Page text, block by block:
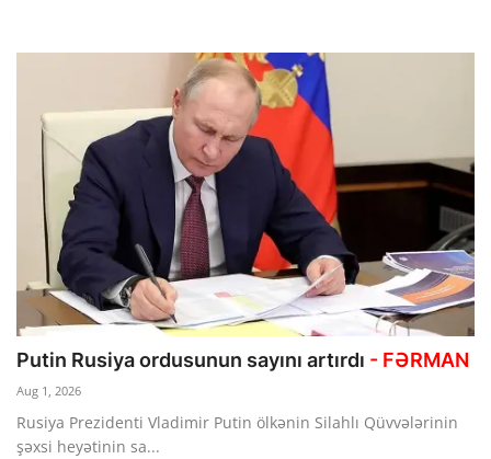
Putin Rusiya ordusunun sayını artırdı - FƏRMAN
Aug 1, 2026
Rusiya Prezidenti Vladimir Putin ölkənin Silahlı Qüvvələrinin
şəxsi heyətinin sa...